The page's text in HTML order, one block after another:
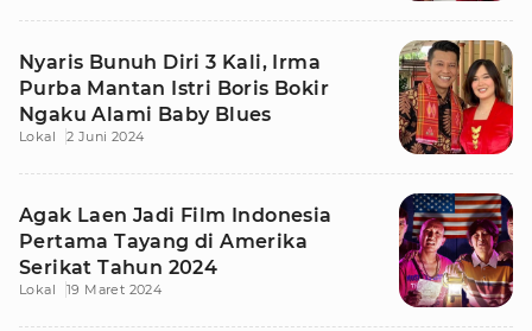
Nyaris Bunuh Diri 3 Kali, Irma
Purba Mantan Istri Boris Bokir
Ngaku Alami Baby Blues
Lokal 2 Juni 2024
Agak Laen Jadi Film Indonesia
Pertama Tayang di Amerika
Serikat Tahun 2024
Lokal 19 Maret 2024